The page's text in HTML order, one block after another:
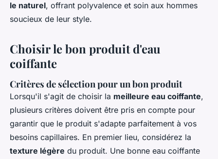
le naturel, offrant polyvalence et soin aux hommes
soucieux de leur style.
Choisir le bon produit d'eau
coiffante
Critères de sélection pour un bon produit
Lorsqu'il s'agit de choisir la meilleure eau coiffante,
plusieurs critères doivent être pris en compte pour
garantir que le produit s'adapte parfaitement à vos
besoins capillaires. En premier lieu, considérez la
texture légère du produit. Une bonne eau coiffante